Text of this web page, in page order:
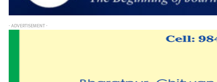
- ADVERTISEMENT -